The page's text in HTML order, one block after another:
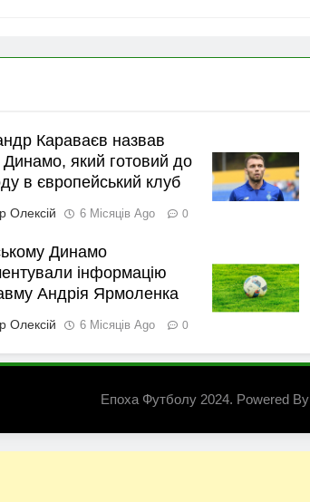
Караваєв назвав
Динамо, який готовий до
в європейський клуб
Олексій 6 Місяців Ago 0
Динамо
інформацію
Андрія Ярмоленка
Олексій 6 Місяців Ago 0
Епоха Футболу 2024. Powered By